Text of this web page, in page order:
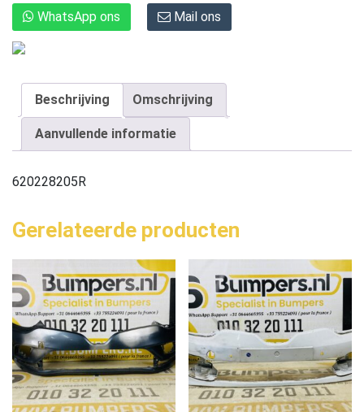
WhatsApp ons Mail ons
Beschrijving Omschrijving
Aanvullende informatie
620228205R
Gerelateerde producten